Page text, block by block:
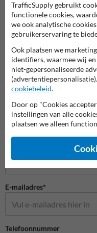
Afzetpalen met lint
Stel je vraag aan
Naam*
E-mailadres*
Telefoonnummer
TrafficSupply gebruikt
functionele cookies,
we ook analytische
gebruikerservaring te
Ook plaatsen we
identifiers, waarmee wij
niet-gepersonaliseerde
cookiebeleid.
Door op "Cookies
instellingen van alle
plaatsen we alleen